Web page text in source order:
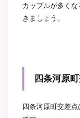
カップルが多く
きましょう。
四条河原
四条河原町交差